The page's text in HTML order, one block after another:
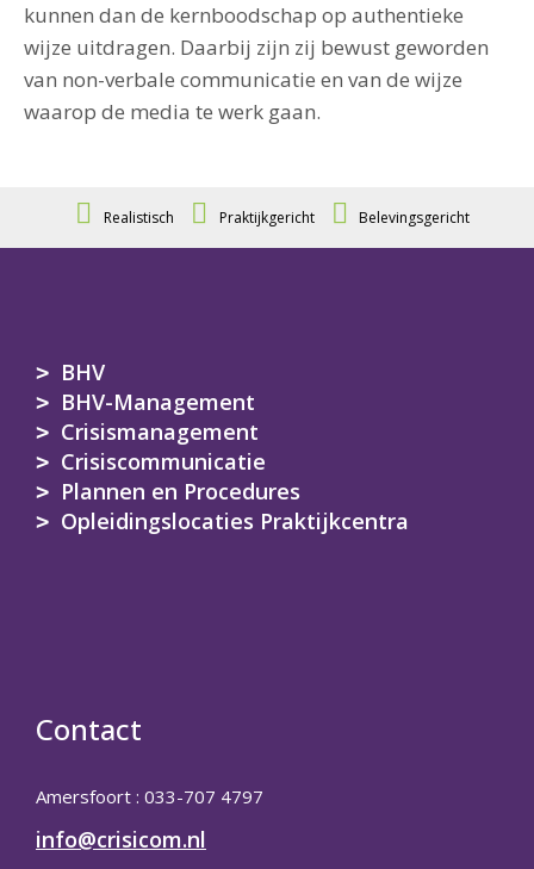
kunnen dan de kernboodschap op authentieke
wijze uitdragen. Daarbij zijn zij bewust geworden
van non-verbale communicatie en van de wijze
waarop de media te werk gaan.
Realistisch Praktijkgericht Belevingsgericht
BHV
BHV-Management
Crisismanagement
Crisiscommunicatie
Plannen en Procedures
Opleidingslocaties Praktijkcentra
Contact
Amersfoort : 033-707 4797
info@crisicom.nl